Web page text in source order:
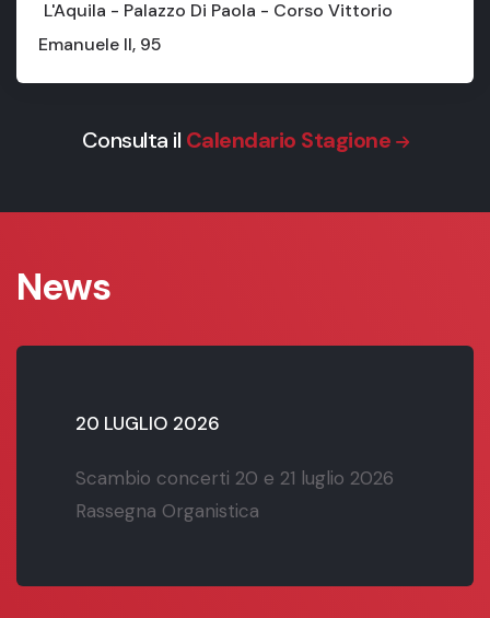
L'Aquila - Palazzo Di Paola - Corso Vittorio
Emanuele II, 95
Consulta il Calendario Stagione
News
20 LUGLIO 2026
Scambio concerti 20 e 21 luglio 2026
Rassegna Organistica